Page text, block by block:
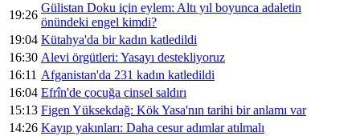
19:26
Gülistan Doku için eylem: Altı yıl boyunca adaletin
önündeki engel kimdi?
19:04 Kütahya'da bir kadın katledildi
16:30 Alevi örgütleri: Yasayı destekliyoruz
16:11 Afganistan'da 231 kadın katledildi
16:04 Efrîn'de çocuğa cinsel saldırı
15:13 Figen Yüksekdağ: Kök Yasa'nın tarihi bir anlamı var
14:26 Kayıp yakınları: Daha cesur adımlar atılmalı